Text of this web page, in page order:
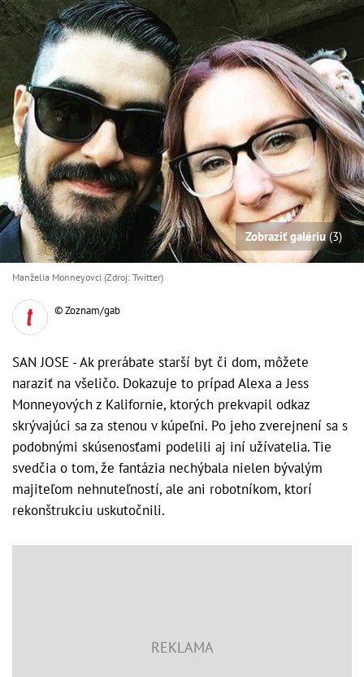
Zobraziť galériu(3)
Manželia Monneyovci (Zdroj: Twitter)
© Zoznam/gab
SAN JOSE - Ak prerábate starší byt či dom, môžete
naraziť na všeličo. Dokazuje to prípad Alexa a Jess
Monneyových z Kalifornie, ktorých prekvapil odkaz
skrývajúci sa za stenou v kúpeľni. Po jeho zverejnení sa s
podobnými skúsenosťami podelili aj iní užívatelia. Tie
svedčia o tom, že fantázia nechýbala nielen bývalým
majiteľom nehnuteľností, ale ani robotníkom, ktorí
rekonštrukciu uskutočnili.